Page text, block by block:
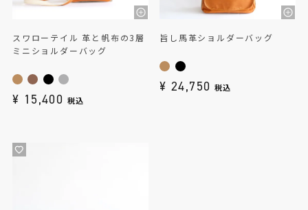
スワローテイル 革と帆布の3層
ミニショルダーバッグ
¥ 15,400 税込
旨し馬革ショルダーバッグ
¥ 24,750 税込